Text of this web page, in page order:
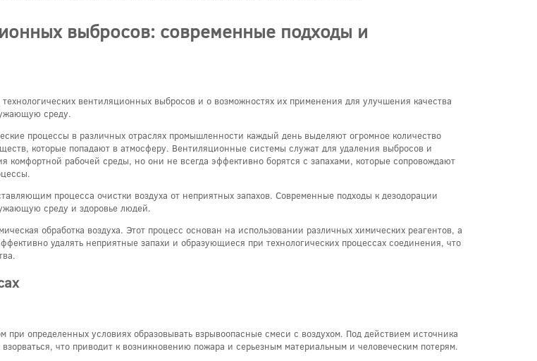
выбросов: современные подходы и
вентиляционных выбросов и о возможностях их применения для улучшения качества
среду.
процессы в различных отраслях промышленности каждый день выделяют огромное количество
которые попадают в атмосферу. Вентиляционные системы служат для удаления выбросов и
комфортной рабочей среды, но они не всегда эффективно борятся с запахами, которые сопровождают
процесса очистки воздуха от неприятных запахов. Современные подходы к дезодорации
среду и здоровье людей.
обработка воздуха. Этот процесс основан на использовании различных химических реагентов, а
удалять неприятные запахи и образующиеся при технологических процессах соединения, что
при определенных условиях образовывать взрывоопасные смеси с воздухом. Под действием источника
что приводит к возникновению пожара и серьезным материальным и человеческим потерям.